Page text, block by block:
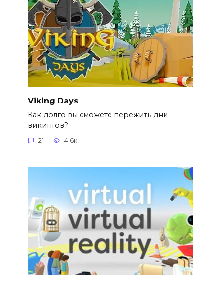
Viking Days
Как долго вы сможете пережить дни
викингов?
21 4.6к.